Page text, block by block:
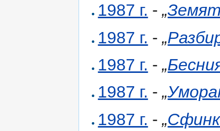
1987 г. -„
1987 г. -„
1987 г. -„
1987 г. -„
1987 г. -„